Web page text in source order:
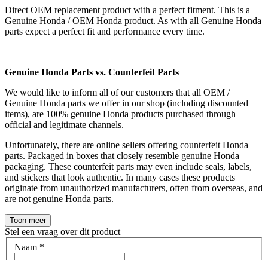
Direct OEM replacement product with a perfect fitment. This is a
Genuine Honda / OEM Honda product. As with all Genuine Honda
parts expect a perfect fit and performance every time.
Genuine Honda Parts vs. Counterfeit Parts
We would like to inform all of our customers that all OEM /
Genuine Honda parts we offer in our shop (including discounted
items), are 100% genuine Honda products purchased through
official and legitimate channels.
Unfortunately, there are online sellers offering counterfeit Honda
parts. Packaged in boxes that closely resemble genuine Honda
packaging. These counterfeit parts may even include seals, labels,
and stickers that look authentic. In many cases these products
originate from unauthorized manufacturers, often from overseas, and
are not genuine Honda parts.
Toon meer
Stel een vraag over dit product
Naam *